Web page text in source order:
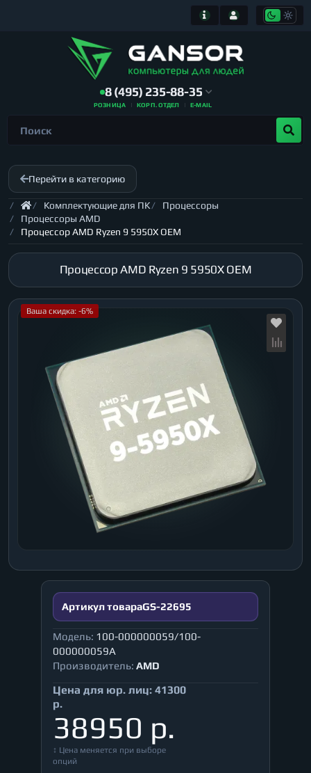
8 (495) 235-88-35
РОЗНИЦА КОРП. ОТДЕЛ E-MAIL
Перейти в категорию
Комплектующие для ПК
Процессоры
Процессоры AMD
Процессор AMD Ryzen 9 5950X OEM
Процессор AMD Ryzen 9 5950X OEM
Ваша скидка: -6%
Артикул товараGS-22695
Модель: 100-000000059/100-
000000059A
Производитель: AMD
Цена для юр. лиц: 41300
р.
38950 р.
↕ Цена меняется при выборе
опций